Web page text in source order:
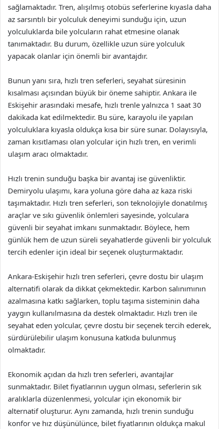
sağlamaktadır. Tren, alışılmış otobüs seferlerine kıyasla daha
az sarsıntılı bir yolculuk deneyimi sunduğu için, uzun
yolculuklarda bile yolcuların rahat etmesine olanak
tanımaktadır. Bu durum, özellikle uzun süre yolculuk
yapacak olanlar için önemli bir avantajdır.
Bunun yanı sıra, hızlı tren seferleri, seyahat süresinin
kısalması açısından büyük bir öneme sahiptir. Ankara ile
Eskişehir arasındaki mesafe, hızlı trenle yalnızca 1 saat 30
dakikada kat edilmektedir. Bu süre, karayolu ile yapılan
yolculuklara kıyasla oldukça kısa bir süre sunar. Dolayısıyla,
zaman kısıtlaması olan yolcular için hızlı tren, en verimli
ulaşım aracı olmaktadır.
Hızlı trenin sunduğu başka bir avantaj ise güvenliktir.
Demiryolu ulaşımı, kara yoluna göre daha az kaza riski
taşımaktadır. Hızlı tren seferleri, son teknolojiyle donatılmış
araçlar ve sıkı güvenlik önlemleri sayesinde, yolculara
güvenli bir seyahat imkanı sunmaktadır. Böylece, hem
günlük hem de uzun süreli seyahatlerde güvenli bir yolculuk
tercih edenler için ideal bir seçenek oluşturmaktadır.
Ankara-Eskişehir hızlı tren seferleri, çevre dostu bir ulaşım
alternatifi olarak da dikkat çekmektedir. Karbon salınımının
azalmasına katkı sağlarken, toplu taşıma sisteminin daha
yaygın kullanılmasına da destek olmaktadır. Hızlı tren ile
seyahat eden yolcular, çevre dostu bir seçenek tercih ederek,
sürdürülebilir ulaşım konusuna katkıda bulunmuş
olmaktadır.
Ekonomik açıdan da hızlı tren seferleri, avantajlar
sunmaktadır. Bilet fiyatlarının uygun olması, seferlerin sık
aralıklarla düzenlenmesi, yolcular için ekonomik bir
alternatif oluşturur. Aynı zamanda, hızlı trenin sunduğu
konfor ve hız düşünülünce, bilet fiyatlarının oldukça makul